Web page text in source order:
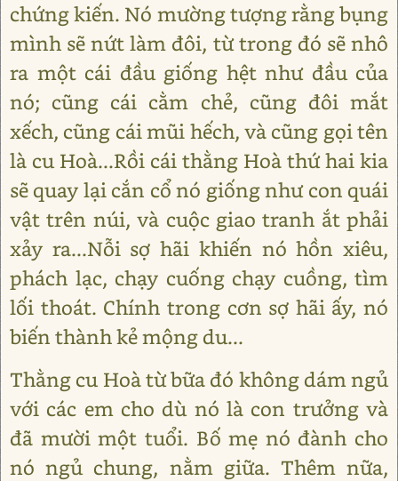
chứng kiến. Nó mường tượng rằng bụng
mình sẽ nứt làm đôi, từ trong đó sẽ nhô
ra một cái đầu giống hệt như đầu của
nó; cũng cái cằm chẻ, cũng đôi mắt
xếch, cũng cái mũi hếch, và cũng gọi tên
là cu Hoà...Rồi cái thằng Hoà thứ hai kia
sẽ quay lại cắn cổ nó giống như con quái
vật trên núi, và cuộc giao tranh ắt phải
xảy ra...Nỗi sợ hãi khiến nó hồn xiêu,
phách lạc, chạy cuống chạy cuồng, tìm
lối thoát. Chính trong cơn sợ hãi ấy, nó
biến thành kẻ mộng du...
Thằng cu Hoà từ bữa đó không dám ngủ
với các em cho dù nó là con trưởng và
đã mười một tuổi. Bố mẹ nó đành cho
nó ngủ chung, nằm giữa. Thêm nữa,